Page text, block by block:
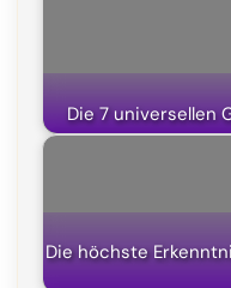
Die 7 universellen
Die höchste